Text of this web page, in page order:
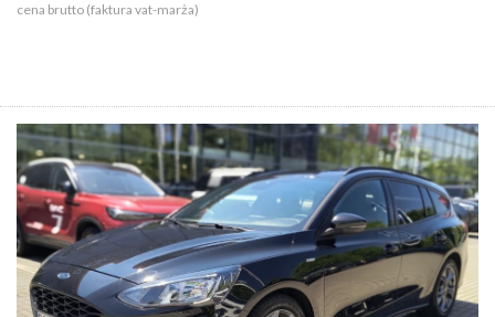
cena brutto (faktura vat-marża)